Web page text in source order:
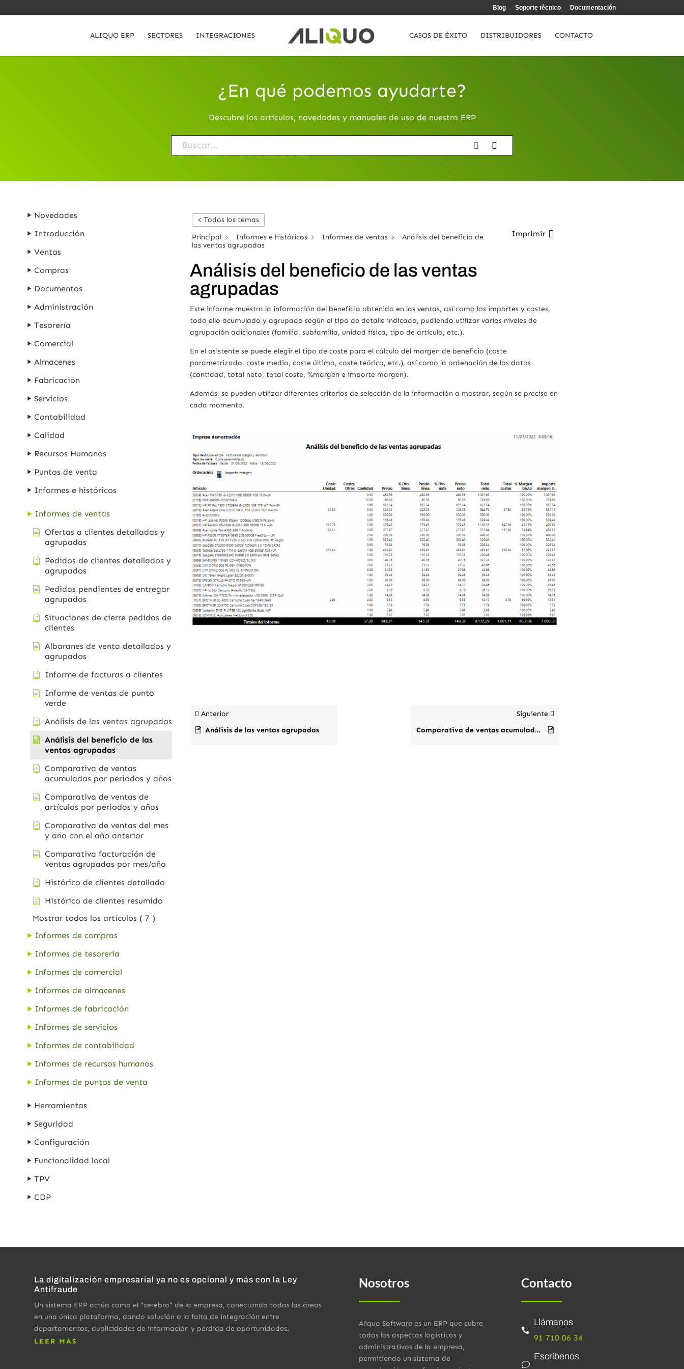
Blog Soporte técnico Documentación
ALIQUO ERP SECTORES INTEGRACIONES CASOS DE ÉXITO DISTRIBUIDORES CONTACTO
¿En qué podemos ayudarte?
Descubre los artículos, novedades y manuales de uso de nuestro ERP
Novedades
Introducción
Ventas
Compras
Documentos
Administración
Tesorería
Comercial
Almacenes
Fabricación
Servicios
Contabilidad
Calidad
Recursos Humanos
Puntos de venta
Informes e históricos
Informes de ventas
Ofertas a clientes detalladas y
agrupadas
Pedidos de clientes detallados y
agrupados
Pedidos pendientes de entregar
agrupados
Situaciones de cierre pedidos de
clientes
Albaranes de venta detallados y
agrupados
Informe de facturas a clientes
Informe de ventas de punto
verde
Análisis de las ventas agrupadas
Análisis del beneficio de las
ventas agrupadas
Comparativa de ventas
acumuladas por periodos y años
Comparativa de ventas de
artículos por periodos y años
Comparativa de ventas del mes
y año con el año anterior
Comparativa facturación de
ventas agrupadas por mes/año
Histórico de clientes detallado
Histórico de clientes resumido
Mostrar todos los artículos ( 7 )
Informes de compras
Informes de tesorería
Informes de comercial
Informes de almacenes
Informes de fabricación
Informes de servicios
Informes de contabilidad
Informes de recursos humanos
Informes de puntos de venta
Herramientas
Seguridad
Configuración
Funcionalidad local
TPV
CDP
< Todos los temas
Principal Informes e históricos Informes de ventas
Análisis del beneficio de
las ventas agrupadas
Imprimir
Análisis del beneficio de las ventas
agrupadas
Este informe muestra la información del beneficio obtenido en las ventas, así como los importes y costes,
todo ello acumulado y agrupado según el tipo de detalle indicado, pudiendo utilizar varios niveles de
agrupación adicionales (familia, subfamilia, unidad física, tipo de artículo, etc.).
En el asistente se puede elegir el tipo de coste para el cálculo del margen de beneficio (coste
parametrizado, coste medio, coste último, coste teórico, etc.), así como la ordenación de los datos
(cantidad, total neto, total coste, %margen e importe margen).
Además, se pueden utilizar diferentes criterios de selección de la información a mostrar, según se precise en
cada momento.
Anterior
Análisis de las ventas agrupadas
Siguiente
Comparativa de ventas acumuladas por periodos y años
La digitalización empresarial ya no es opcional y más con la Ley
Antifraude
Un sistema ERP actúa como el “cerebro” de la empresa, conectando todas las áreas
en una única plataforma, dando solución a la falta de integración entre
departamentos, duplicidades de información y pérdida de oportunidades.
LEER MÁS
Nosotros
Aliquo Software es un ERP que cubre
todos los aspectos logísticos y
administrativos de la empresa,
permitiendo un sistema de
Contacto

Llámanos
91 710 06 34
v
Escríbenos